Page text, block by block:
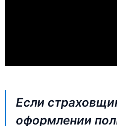
Если
оформлении